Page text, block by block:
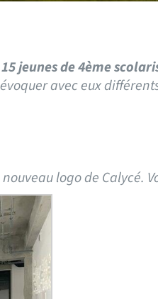
jeunes de 4ème
avec eux
logo de Calycé.